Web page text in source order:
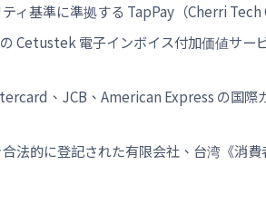
ィ基準に準拠する TapPay（Cherri
の Cetustek 電子インボイス付加価値サー
、JCB、American Express の国際
法的に登記された有限会社、台湾《消